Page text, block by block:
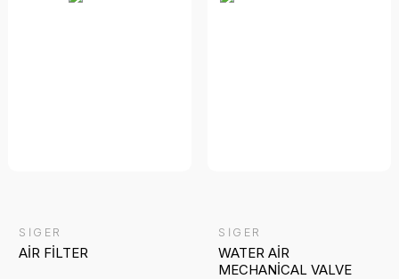
SİGER
AİR FİLTER
SİGER
WATER AİR
MECHANİCAL VALVE